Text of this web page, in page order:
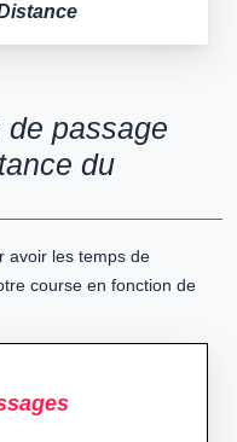
passage
du
avoir les temps de
course en fonction de